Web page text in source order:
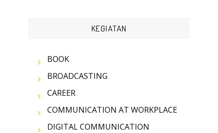
KEGIATAN
BOOK
BROADCASTING
CAREER
COMMUNICATION AT WORKPLACE
DIGITAL COMMUNICATION